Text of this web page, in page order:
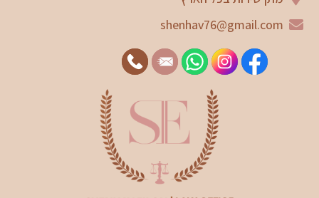
shenhav76@gmail.com